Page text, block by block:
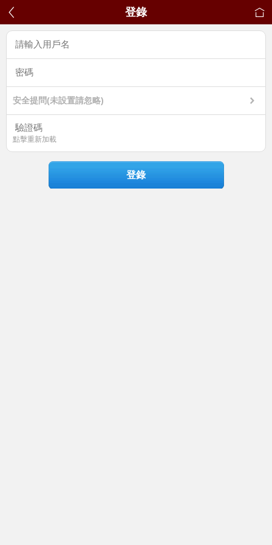
登錄
安全提問(未設置請忽略)
點擊重新加載
登錄